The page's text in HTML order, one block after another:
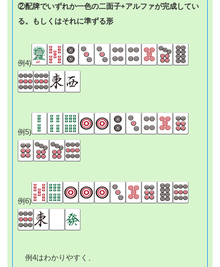
②配牌でいずれか一色の二面子+アルファが完成してい
る。もしくはそれに準ずる形
例4)
例5)
例6)
例4はわかりやすく、